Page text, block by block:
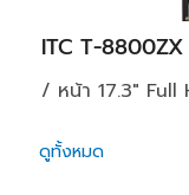
ITC T-8800ZX
/ หน้า 17.3" Full
ดูทั้งหมด